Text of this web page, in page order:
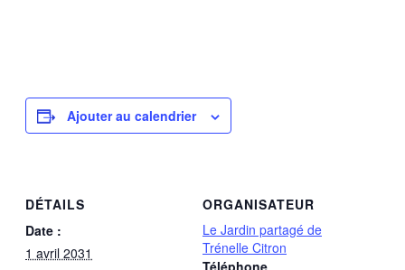
Ajouter au calendrier
DÉTAILS
Date :
1 avril 2031
ORGANISATEUR
Le Jardin partagé de
Trénelle Citron
Téléphone